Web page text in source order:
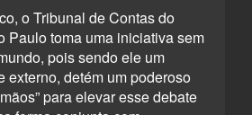
o Tribunal de Contas do
Paulo toma uma iniciativa sem
pois sendo ele um
externo, detém um poderoso
para elevar esse debate